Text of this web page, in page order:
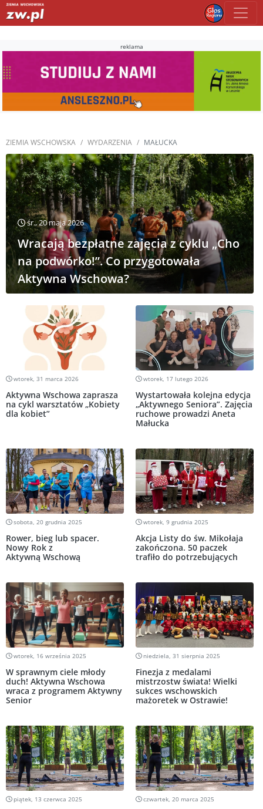
reklama
ZIEMIA WSCHOWSKA WYDARZENIA MAŁUCKA
śr., 20 maja 2026
Wracają bezpłatne zajęcia z cyklu „Cho
na podwórko!”. Co przygotowała
Aktywna Wschowa?
wtorek, 31 marca 2026
Aktywna Wschowa zaprasza
na cykl warsztatów „Kobiety
dla kobiet”
wtorek, 17 lutego 2026
Wystartowała kolejna edycja
„Aktywnego Seniora”. Zajęcia
ruchowe prowadzi Aneta
Małucka
sobota, 20 grudnia 2025
Rower, bieg lub spacer.
Nowy Rok z
Aktywną Wschową
wtorek, 9 grudnia 2025
Akcja Listy do św. Mikołaja
zakończona. 50 paczek
trafiło do potrzebujących
wtorek, 16 września 2025
W sprawnym ciele młody
duch! Aktywna Wschowa
wraca z programem Aktywny
Senior
niedziela, 31 sierpnia 2025
Finezja z medalami
mistrzostw świata! Wielki
sukces wschowskich
mażoretek w Ostrawie!
piątek, 13 czerwca 2025 czwartek, 20 marca 2025